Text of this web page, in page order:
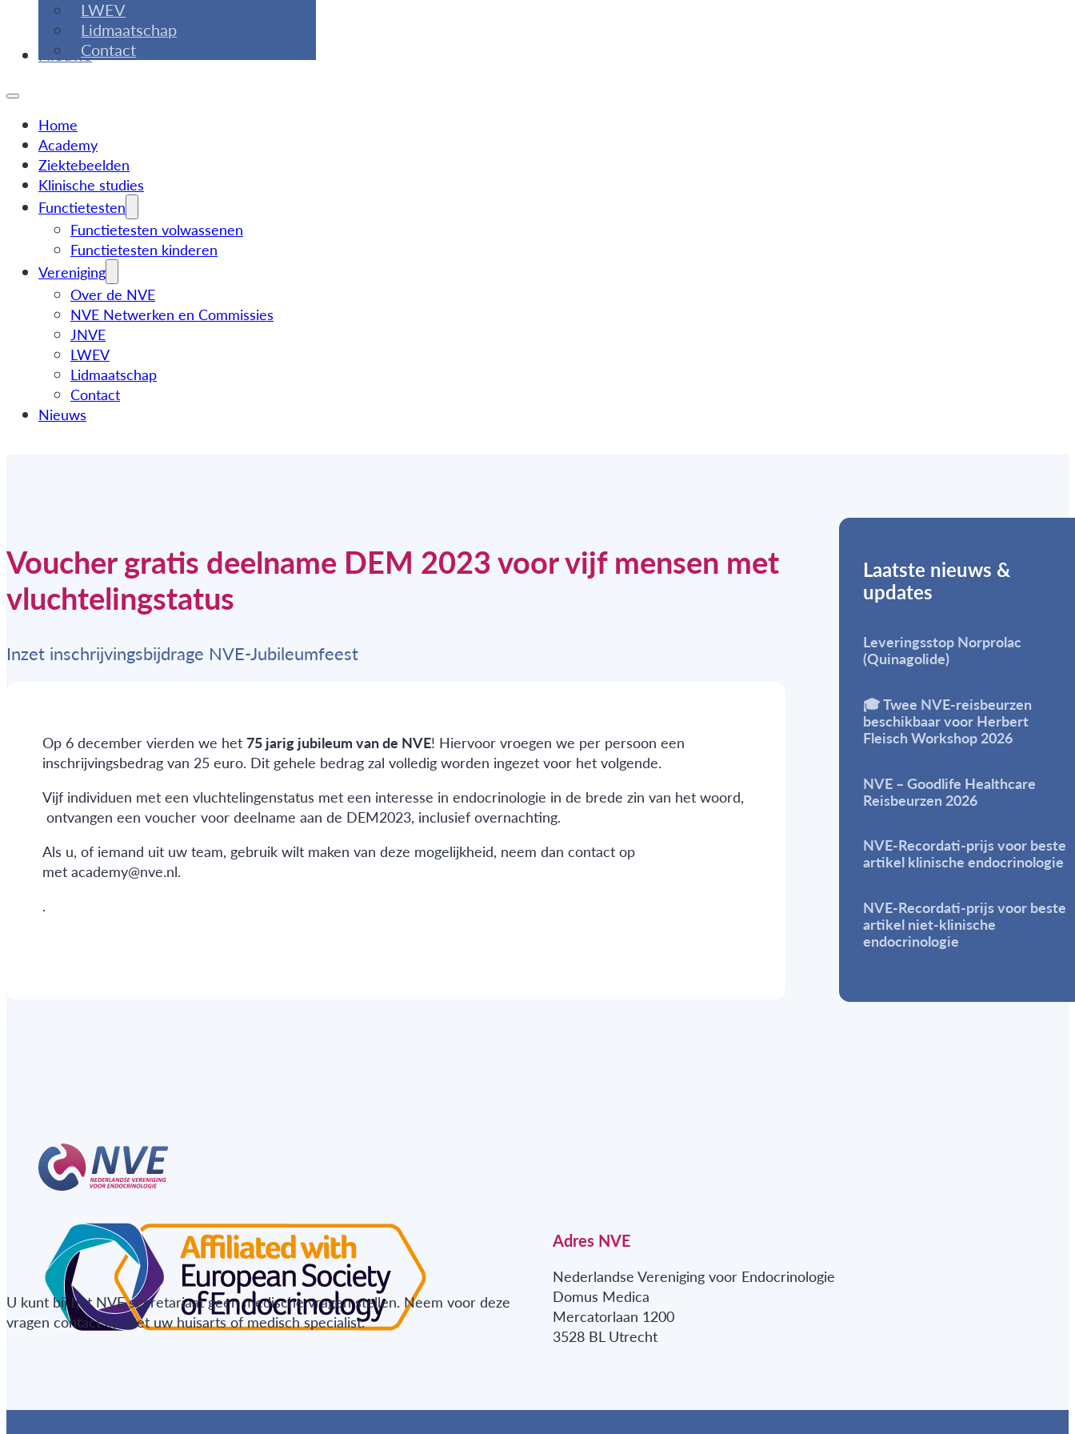
LWEV
Lidmaatschap
Contact
Nieuws
Home
Academy
Ziektebeelden
Klinische studies
Functietesten
Functietesten volwassenen
Functietesten kinderen
Vereniging
Over de NVE
NVE Netwerken en Commissies
JNVE
LWEV
Lidmaatschap
Contact
Nieuws
Voucher gratis deelname DEM 2023 voor vijf mensen met
vluchtelingstatus
Inzet inschrijvingsbijdrage NVE-Jubileumfeest
Op 6 december vierden we het 75 jarig jubileum van de NVE! Hiervoor vroegen we per persoon een
inschrijvingsbedrag van 25 euro. Dit gehele bedrag zal volledig worden ingezet voor het volgende.
Vijf individuen met een vluchtelingenstatus met een interesse in endocrinologie in de brede zin van het woord,
ontvangen een voucher voor deelname aan de DEM2023, inclusief overnachting.
Als u, of iemand uit uw team, gebruik wilt maken van deze mogelijkheid, neem dan contact op
met academy@nve.nl.
.
Laatste nieuws &
updates
Leveringsstop Norprolac
(Quinagolide)
🎓 Twee NVE-reisbeurzen
beschikbaar voor Herbert
Fleisch Workshop 2026
NVE – Goodlife Healthcare
Reisbeurzen 2026
NVE-Recordati-prijs voor beste
artikel klinische endocrinologie
NVE-Recordati-prijs voor beste
artikel niet-klinische
endocrinologie
U kunt bij het NVE secretariaat geen medische vragen stellen. Neem voor deze
vragen contact op met uw huisarts of medisch specialist.
Adres NVE
Nederlandse Vereniging voor Endocrinologie
Domus Medica
Mercatorlaan 1200
3528 BL Utrecht